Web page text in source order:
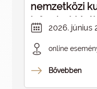
nemzetközi
ELMARAD
2026. június
online
Bővebben